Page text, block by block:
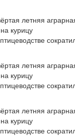
летняя
курицу
летняя
курицу
летняя
курицу